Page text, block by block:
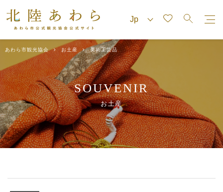
あわら市観光協会 お土産 美術工芸品
SOUVENIR
お土産